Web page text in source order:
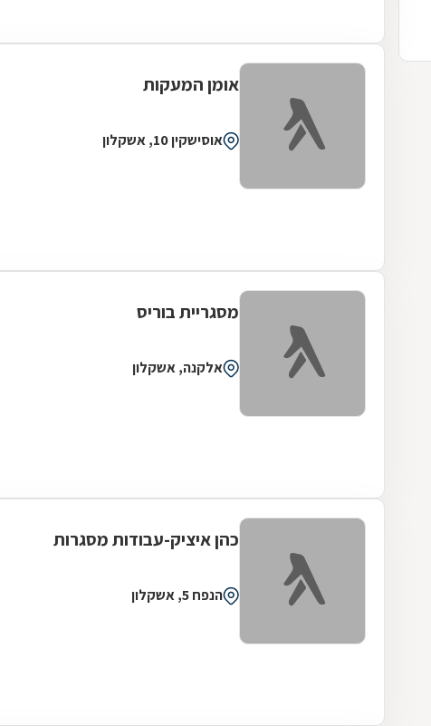
אומן המעקות
אוסישקין 10, אשקלון
מסגריית בוריס
אלקנה, אשקלון
כהן איציק-עבודות מסגרות
הנפח 5, אשקלון